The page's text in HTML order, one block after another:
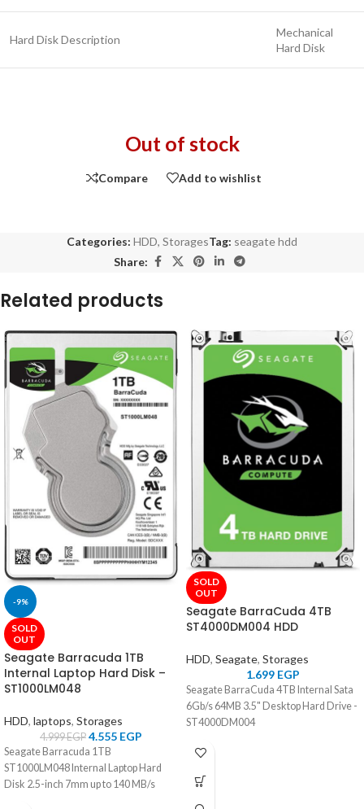
Hard Disk Description
‎Mechanical
Hard Disk
Out of stock
Compare Add to wishlist
Categories: HDD, StoragesTag: seagate hdd
Share:
Related products
-9%
SOLD
OUT
Seagate Barracuda 1TB
Internal Laptop Hard Disk –
ST1000LM048
HDD, laptops, Storages
4.999EGP 4.555 EGP
Seagate Barracuda 1TB
ST1000LM048 Internal Laptop Hard
Disk 2.5-inch 7mm up to 140 MB/s
SOLD
OUT
Seagate BarraCuda 4TB
ST4000DM004 HDD
HDD, Seagate, Storages
1.699 EGP
Seagate BarraCuda 4TB Internal Sata
6Gb/s 64MB 3.5" Desktop Hard Drive -
ST4000DM004